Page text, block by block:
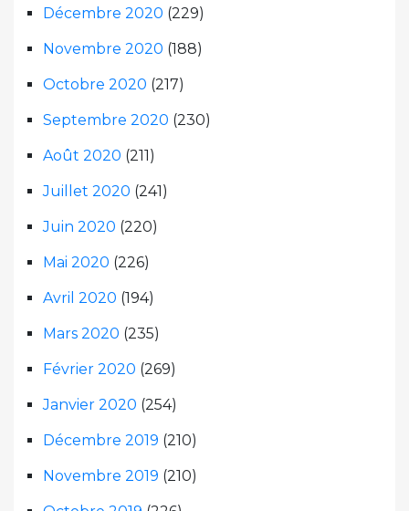
Décembre 2020 (229)
Novembre 2020 (188)
Octobre 2020 (217)
Septembre 2020 (230)
Août 2020 (211)
Juillet 2020 (241)
Juin 2020 (220)
Mai 2020 (226)
Avril 2020 (194)
Mars 2020 (235)
Février 2020 (269)
Janvier 2020 (254)
Décembre 2019 (210)
Novembre 2019 (210)